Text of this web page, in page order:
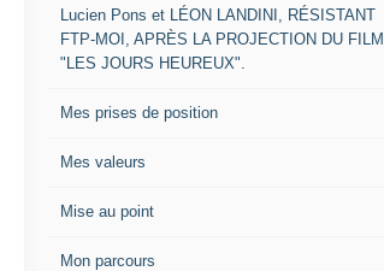
Lucien Pons et LÉON LANDINI, RÉSISTANT
FTP-MOI, APRÈS LA PROJECTION DU FILM
"LES JOURS HEUREUX".
Mes prises de position
Mes valeurs
Mise au point
Mon parcours